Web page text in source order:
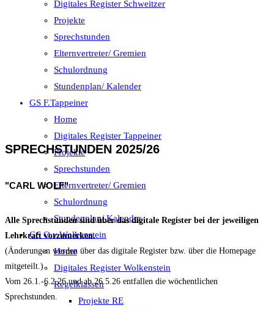
Digitales Register Schweitzer
Projekte
Sprechstunden
Elternvertreter/ Gremien
Schulordnung
Stundenplan/ Kalender
GS F.Tappeiner
Home
Digitales Register Tappeiner
Projekte
Sprechstunden
Elternvertreter/ Gremien
Schulordnung
Stundenplan/ Kalender
GS O.v.Wolkenstein
Home
Digitales Register Wolkenstein
Regelklassen
Projekte RE
SPRECHSTUNDEN 2025/26
"CARL WOLF"
Alle Sprechstunden sind über das digitale Register bei der jeweiligen
Lehrkraft vorzumerken.
(Änderungen werden über das digitale Register bzw. über die Homepage
mitgeteilt.)
Vom 26.1.-6.2.26 und ab 26.5.26 entfallen die wöchentlichen
Sprechstunden.